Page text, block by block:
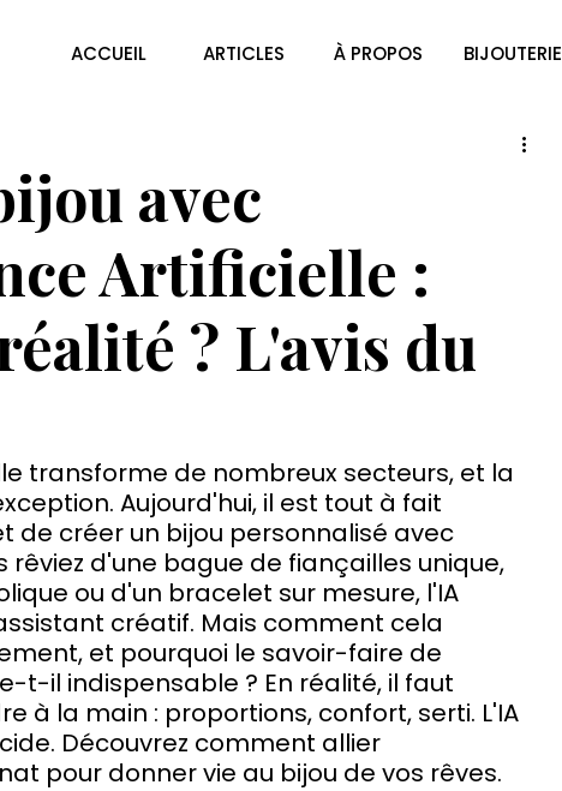
ACCUEIL ARTICLES À PROPOS BIJOUTERIE
avec
Artificielle :
? L'avis du
transforme de nombreux secteurs, et la
Aujourd'hui, il est tout à fait
de créer un bijou personnalisé avec
rêviez d'une bague de fiançailles unique,
ou d'un bracelet sur mesure, l'IA
créatif. Mais comment cela
et pourquoi le savoir-faire de
t-il indispensable ? En réalité, il faut
à la main : proportions, confort, serti. L'IA
Découvrez comment allier
pour donner vie au bijou de vos rêves.